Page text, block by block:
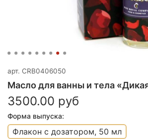
арт. CRB0406050
Масло для ванны и тела
3500.00 руб
Форма выпуска:
Флакон с дозатором, 50 мл